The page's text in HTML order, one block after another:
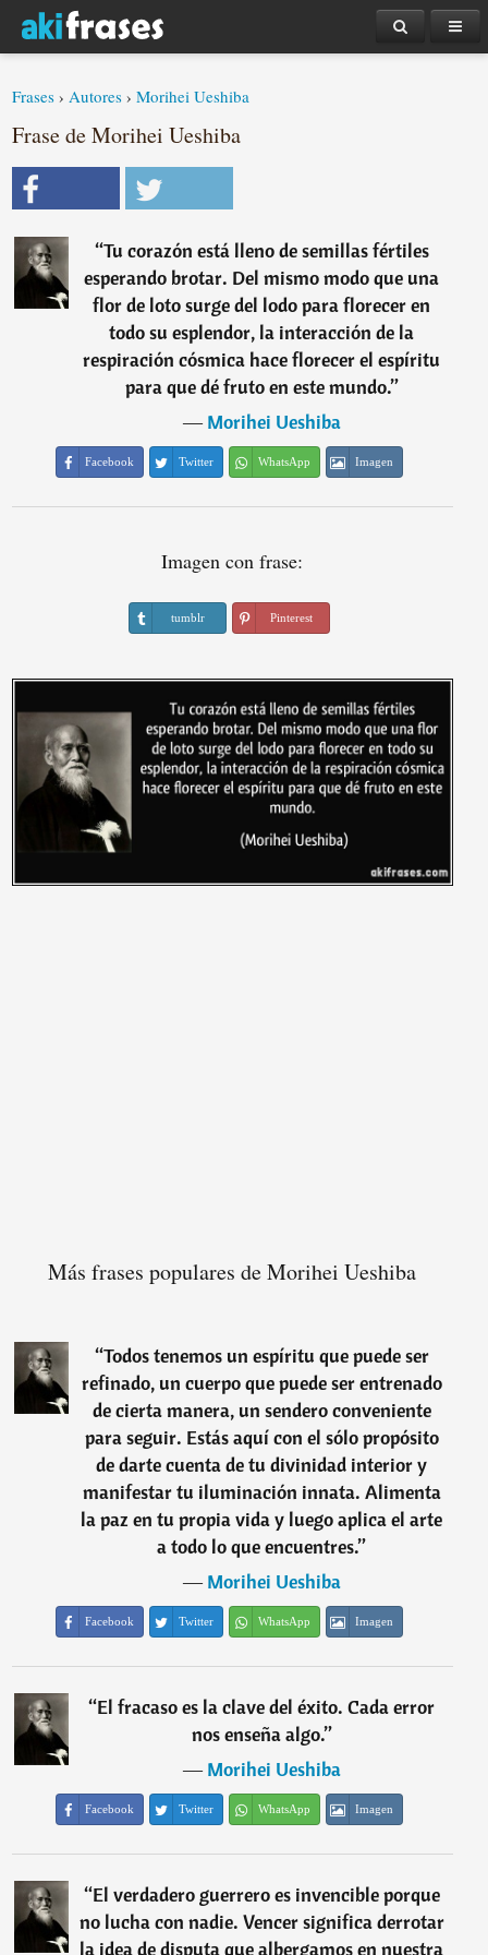
Frases ›Autores ›Morihei Ueshiba
Frase de Morihei Ueshiba
“Tu corazón está lleno de semillas fértiles
esperando brotar. Del mismo modo que una
flor de loto surge del lodo para florecer en
todo su esplendor, la interacción de la
respiración cósmica hace florecer el espíritu
para que dé fruto en este mundo.”
―Morihei Ueshiba
Facebook Twitter WhatsApp Imagen
Imagen con frase:
tumblr Pinterest
Más frases populares de Morihei Ueshiba
“Todos tenemos un espíritu que puede ser
refinado, un cuerpo que puede ser entrenado
de cierta manera, un sendero conveniente
para seguir. Estás aquí con el sólo propósito
de darte cuenta de tu divinidad interior y
manifestar tu iluminación innata. Alimenta
la paz en tu propia vida y luego aplica el arte
a todo lo que encuentres.”
―Morihei Ueshiba
Facebook Twitter WhatsApp Imagen
“El fracaso es la clave del éxito. Cada error
nos enseña algo.”
―Morihei Ueshiba
Facebook Twitter WhatsApp Imagen
“El verdadero guerrero es invencible porque
no lucha con nadie. Vencer significa derrotar
la idea de disputa que albergamos en nuestra